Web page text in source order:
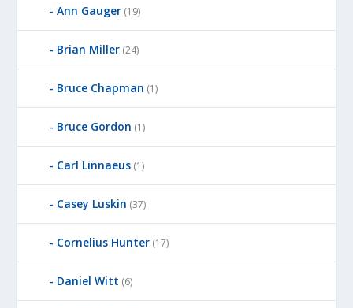
Ann Gauger (19)
Brian Miller (24)
Bruce Chapman (1)
Bruce Gordon (1)
Carl Linnaeus (1)
Casey Luskin (37)
Cornelius Hunter (17)
Daniel Witt (6)